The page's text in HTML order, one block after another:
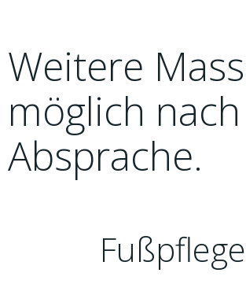
Weitere
möglich nach
Absprache.